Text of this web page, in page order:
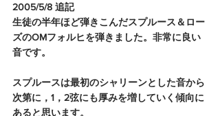
2005/5/8 追記
生徒の半年ほど弾きこんだスプルース＆ロー
ズのOMフォルヒを弾きました。非常に良い
音です。
スプルースは最初のシャリーンとした音から
次第に，1，2弦にも厚みを増していく傾向に
あると思います。